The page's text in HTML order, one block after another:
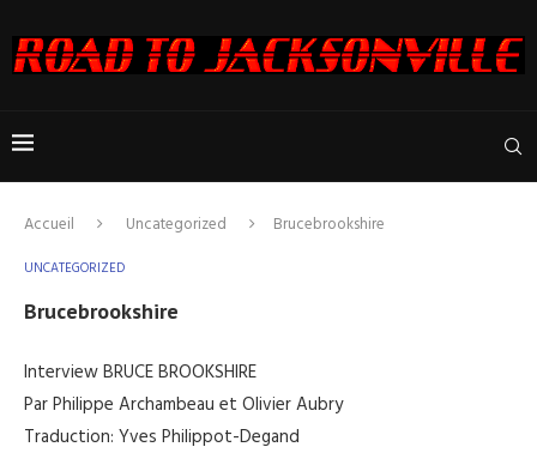
Accueil Uncategorized Brucebrookshire
UNCATEGORIZED
Brucebrookshire
Interview BRUCE BROOKSHIRE
Par Philippe Archambeau et Olivier Aubry
Traduction: Yves Philippot-Degand